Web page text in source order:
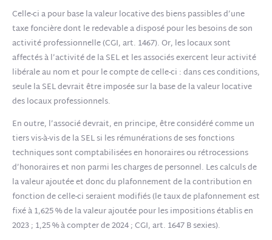
Celle-ci a pour base la valeur locative des biens passibles d’une
taxe foncière dont le redevable a disposé pour les besoins de son
activité professionnelle (CGI, art. 1467). Or, les locaux sont
affectés à l’activité de la SEL et les associés exercent leur activité
libérale au nom et pour le compte de celle-ci : dans ces conditions,
seule la SEL devrait être imposée sur la base de la valeur locative
des locaux professionnels.
En outre, l’associé devrait, en principe, être considéré comme un
tiers vis-à-vis de la SEL si les rémunérations de ses fonctions
techniques sont comptabilisées en honoraires ou rétrocessions
d’honoraires et non parmi les charges de personnel. Les calculs de
la valeur ajoutée et donc du plafonnement de la contribution en
fonction de celle-ci seraient modifiés (le taux de plafonnement est
fixé à 1,625 % de la valeur ajoutée pour les impositions établis en
2023 ; 1,25 % à compter de 2024 ; CGI, art. 1647 B sexies).